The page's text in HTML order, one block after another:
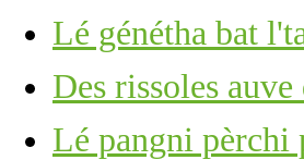
Lé génétha bat
Des rissoles
Lé pangni pèrchi